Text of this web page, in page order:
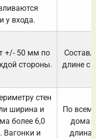
у входа.
+/- 50 мм по
стороны.
длине с
стен
ширина и
более 6,0
Вагонки и
По
дома
длина